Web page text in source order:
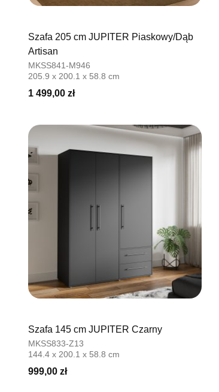
Szafa 205 cm JUPITER Piaskowy/Dąb
Artisan
MKSS841-M946
205.9 x 200.1 x 58.8 cm
1 499,00 zł
Szafa 145 cm JUPITER Czarny
MKSS833-Z13
144.4 x 200.1 x 58.8 cm
999,00 zł